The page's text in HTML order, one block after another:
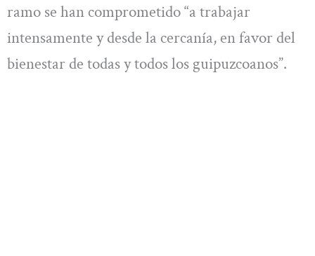
ramo se han comprometido “a trabajar
intensamente y desde la cercanía, en favor del
bienestar de todas y todos los guipuzcoanos”.